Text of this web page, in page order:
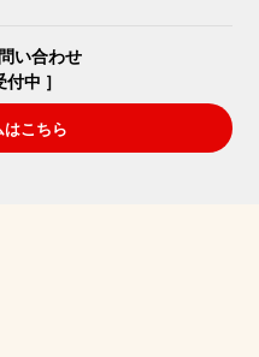
い合わせ
付中 ］
はこちら